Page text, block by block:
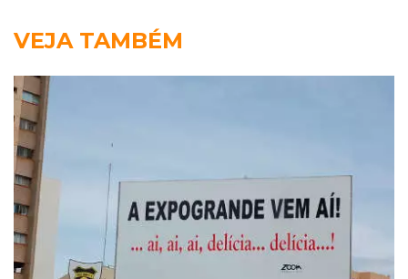
VEJA TAMBÉM